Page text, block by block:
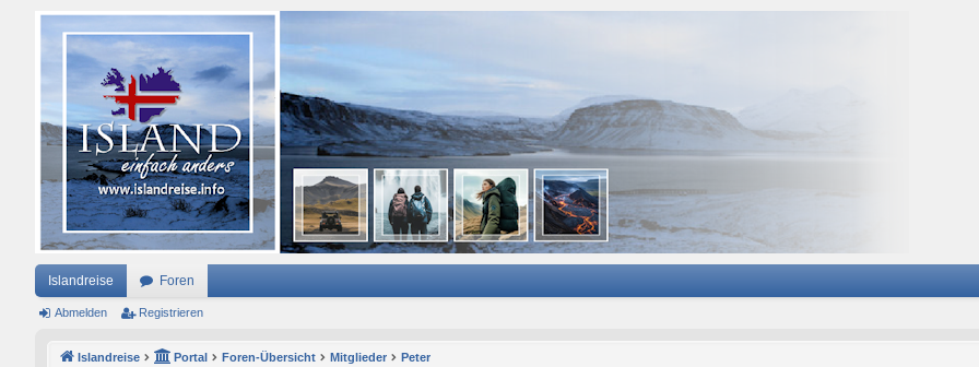
Islandreise Foren
Abmelden Registrieren
Islandreise Portal Foren-Übersicht Mitglieder Peter